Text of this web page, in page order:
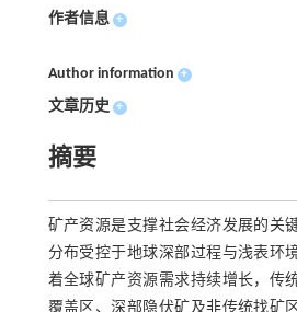
作者信息 +
Author information +
文章历史 +
摘要
矿产资源是支撑社会经济发展的关
分布受控于地球深部过程与浅表环
着全球矿产资源需求持续增长，传
覆盖区、深部隐伏矿及非传统找矿